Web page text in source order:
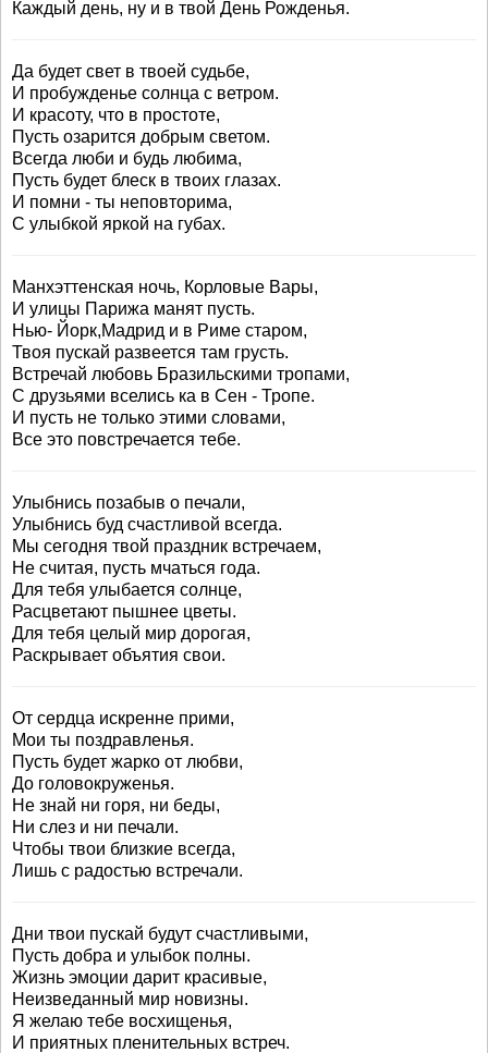
Каждый день, ну и в твой День Рожденья.
Да будет свет в твоей судьбе,
И пробужденье солнца с ветром.
И красоту, что в простоте,
Пусть озарится добрым светом.
Всегда люби и будь любима,
Пусть будет блеск в твоих глазах.
И помни - ты неповторима,
С улыбкой яркой на губах.
Манхэттенская ночь, Корловые Вары,
И улицы Парижа манят пусть.
Нью- Йорк,Мадрид и в Риме старом,
Твоя пускай развеется там грусть.
Встречай любовь Бразильскими тропами,
С друзьями вселись ка в Сен - Тропе.
И пусть не только этими словами,
Все это повстречается тебе.
Улыбнись позабыв о печали,
Улыбнись буд счастливой всегда.
Мы сегодня твой праздник встречаем,
Не считая, пусть мчаться года.
Для тебя улыбается солнце,
Расцветают пышнее цветы.
Для тебя целый мир дорогая,
Раскрывает объятия свои.
От сердца искренне прими,
Мои ты поздравленья.
Пусть будет жарко от любви,
До головокруженья.
Не знай ни горя, ни беды,
Ни слез и ни печали.
Чтобы твои близкие всегда,
Лишь с радостью встречали.
Дни твои пускай будут счастливыми,
Пусть добра и улыбок полны.
Жизнь эмоции дарит красивые,
Неизведанный мир новизны.
Я желаю тебе восхищенья,
И приятных пленительных встреч.